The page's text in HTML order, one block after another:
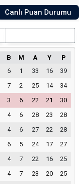
Canlı Puan Durumu
B M A Y
P
6 1 33 16
39
7 2 25 14
34
3 6 22 21
30
4 6 28 23
28
4 6 27 22
28
6 5 24 17
27
4 7 22 16
25
4 7 23 20
25